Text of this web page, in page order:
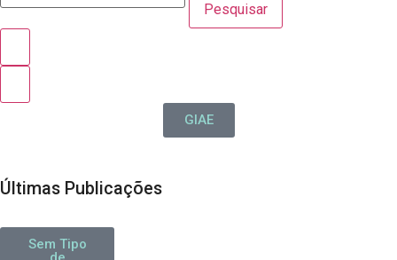
Pesquisar
GIAE
Últimas Publicações
Sem Tipo